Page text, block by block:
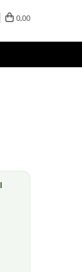
0,00